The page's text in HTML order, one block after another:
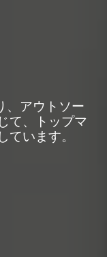
、アウトソー
て、トップマ
います。